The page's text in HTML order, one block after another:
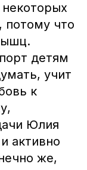
потому что
детям
учит
к
Юлия
активно
же,